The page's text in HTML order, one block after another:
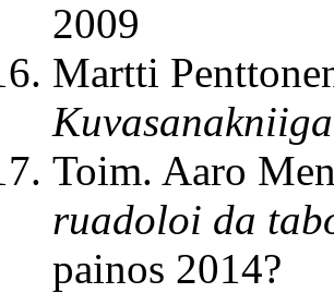
2009
Martti
Toim. Aaro
ruadoloi da
painos 2014?